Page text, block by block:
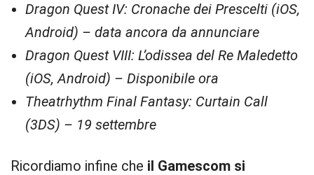
Dragon Quest IV: Cronache dei Prescelti (iOS,
Android) – data ancora da annunciare
Dragon Quest VIII: L’odissea del Re Maledetto
(iOS, Android) – Disponibile ora
Theatrhythm Final Fantasy: Curtain Call
(3DS) – 19 settembre
Ricordiamo infine che il Gamescom si